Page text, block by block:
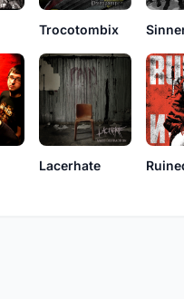
Trocotombix
Lacerhate